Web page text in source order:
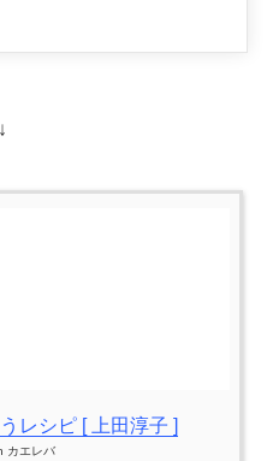
レシピ [ 上田淳子 ]
カエレバ